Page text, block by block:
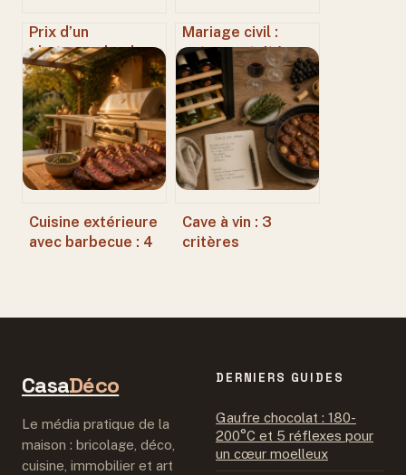
Prix d’un
photographe de
mariage : 5
facteurs clés pour
comprendre votre
devis et maîtriser
votre budget
Mariage civil :
entre gratuité
totale et frais
annexes, quel
budget prévoir
réellement ?
Cuisine extérieure
avec barbecue : 4
durable
Cave à vin : 3
critères
CasaDéco
Le média pratique de la
maison : bricolage, déco,
cuisine, immobilier et art
DERNIERS GUIDES
Gaufre chocolat : 180-
200°C et 5 réflexes pour
un cœur moelleux